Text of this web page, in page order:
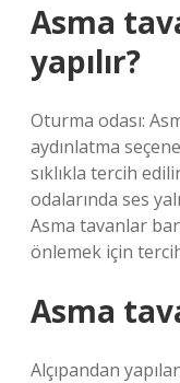
Asma
yapılır?
Oturma odası:
aydınlatma
sıklıkla tercih
odalarında ses
Asma tavanlar
önlemek için
Asma
Alçıpandan